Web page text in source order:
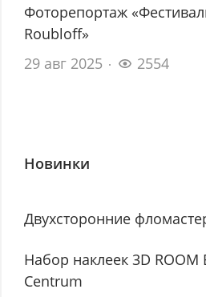
Фоторепортаж
Roubloff»
29 авг 2025
2554
Новинки
Двухсторонние
Набор наклеек 3D ROOM
Centrum